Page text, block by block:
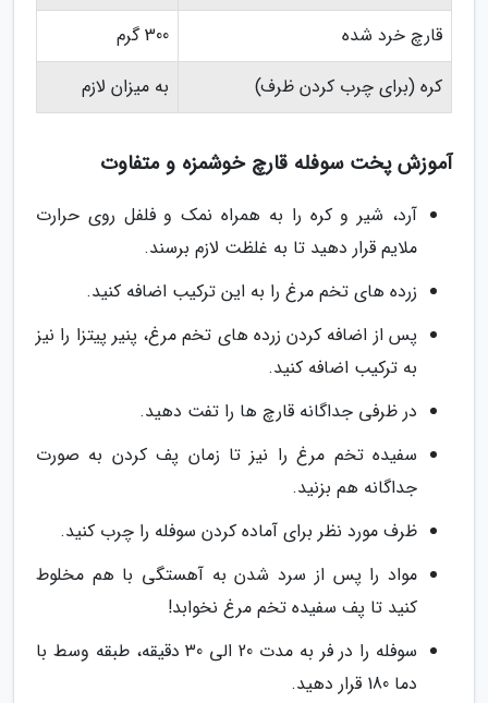
قارچ خرد شده
300 گرم
کره (برای چرب کردن ظرف)
به میزان لازم
آموزش پخت سوفله قارچ خوشمزه و متفاوت
آرد، شیر و کره را به همراه نمک و فلفل روی حرارت
ملایم قرار دهید تا به غلظت لازم برسند.
زرده های تخم مرغ را به این ترکیب اضافه کنید.
پس از اضافه کردن زرده های تخم مرغ، پنیر پیتزا را نیز
به ترکیب اضافه کنید.
در ظرفی جداگانه قارچ ها را تفت دهید.
سفیده تخم مرغ را نیز تا زمان پف کردن به صورت
جداگانه هم بزنید.
ظرف مورد نظر برای آماده کردن سوفله را چرب کنید.
مواد را پس از سرد شدن به آهستگی با هم مخلوط
کنید تا پف سفیده تخم مرغ نخوابد!
سوفله را در فر به مدت 20 الی 30 دقیقه، طبقه وسط با
دما 180 قرار دهید.